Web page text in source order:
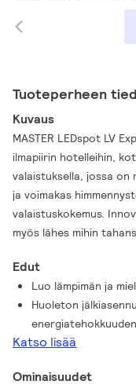
Tuoteperheen
Kuvaus
MASTER LEDspot LV
ilmapiirin hotelleihin,
valaistuksella, jossa
ja voimakas
valaistuskokemus.
myös lähes mihin
perheestä, joka
lamput.
Edut
Luo lämpimän ja
Huoleton
Katso lisää
Ominaisuudet